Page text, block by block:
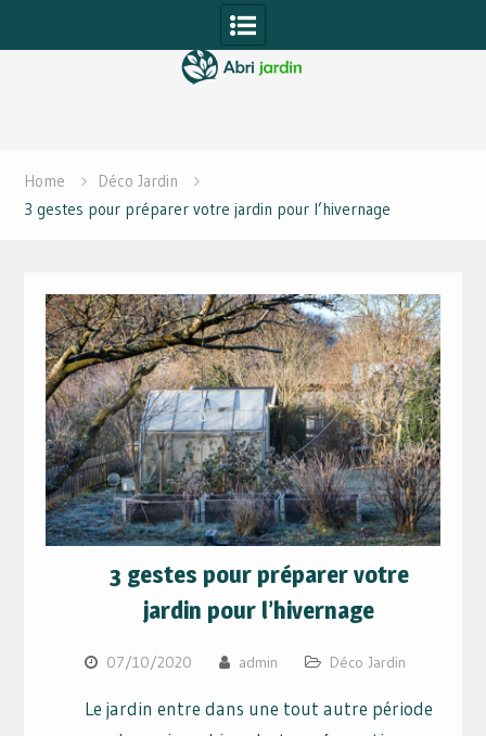
to
Home
Déco Jardin
3 gestes pour préparer votre jardin pour l’hivernage
3 gestes pour préparer votre
jardin pour l’hivernage
07/10/2020 admin Déco Jardin
Le jardin entre dans une tout autre période